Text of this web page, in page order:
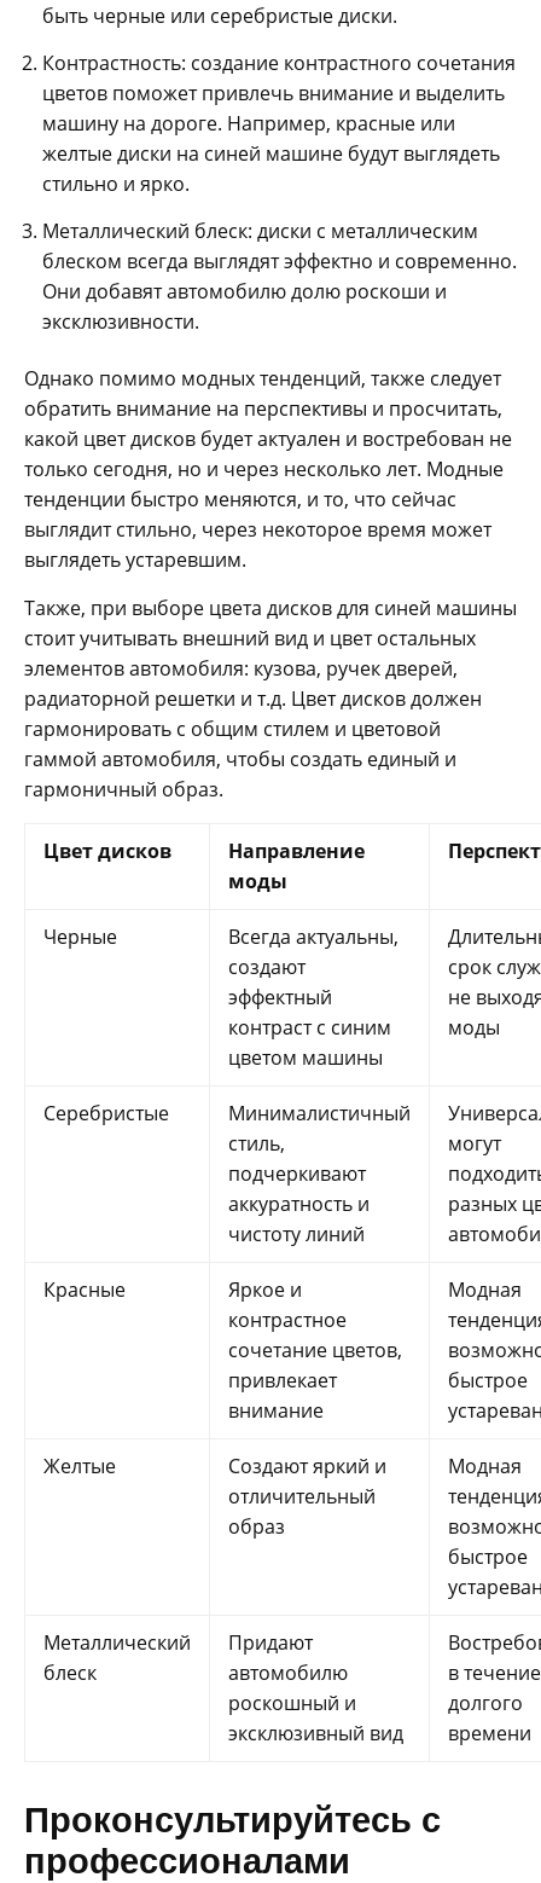
быть черные или серебристые диски.
Контрастность: создание контрастного сочетания
цветов поможет привлечь внимание и выделить
машину на дороге. Например, красные или
желтые диски на синей машине будут выглядеть
стильно и ярко.
Металлический блеск: диски с металлическим
блеском всегда выглядят эффектно и современно.
Они добавят автомобилю долю роскоши и
эксклюзивности.
Однако помимо модных тенденций, также следует
обратить внимание на перспективы и просчитать,
какой цвет дисков будет актуален и востребован не
только сегодня, но и через несколько лет. Модные
тенденции быстро меняются, и то, что сейчас
выглядит стильно, через некоторое время может
выглядеть устаревшим.
Также, при выборе цвета дисков для синей машины
стоит учитывать внешний вид и цвет остальных
элементов автомобиля: кузова, ручек дверей,
радиаторной решетки и т.д. Цвет дисков должен
гармонировать с общим стилем и цветовой
гаммой автомобиля, чтобы создать единый и
гармоничный образ.
Цвет дисков
Направление
моды
Черные
Всегда актуальны,
создают
эффектный
контраст с синим
цветом машины
срок
не
моды
Серебристые
Минималистичный
стиль,
подчеркивают
аккуратность и
чистоту линий
могут
разных
Красные
Яркое и
контрастное
сочетание цветов,
привлекает
внимание
Модная
быстрое
Желтые
Создают яркий и
отличительный
образ
Модная
быстрое
Металлический
блеск
Придают
автомобилю
роскошный и
эксклюзивный вид
в течение
долгого
времени
Проконсультируйтесь с
профессионалами